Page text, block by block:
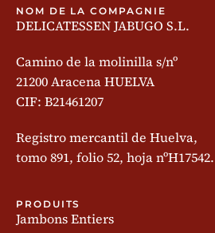
NOM DE LA COMPAGNIE
DELICATESSEN JABUGO S.L.
Camino de la molinilla s/nº
21200 Aracena HUELVA
CIF: B21461207
Registro mercantil de Huelva,
tomo 891, folio 52, hoja nºH17542.
PRODUITS
Jambons Entiers